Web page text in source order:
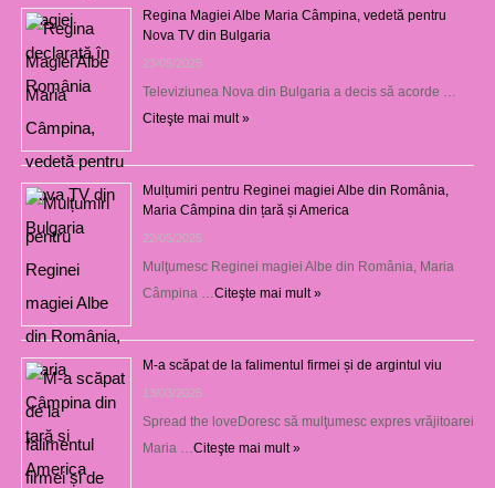
Regina Magiei Albe Maria Câmpina, vedetă pentru
Nova TV din Bulgaria
23/05/2025
Televiziunea Nova din Bulgaria a decis să acorde …
Citeşte mai mult »
Mulțumiri pentru Reginei magiei Albe din România,
Maria Câmpina din țară și America
22/05/2025
Mulţumesc Reginei magiei Albe din România, Maria
Câmpina …Citeşte mai mult »
M-a scăpat de la falimentul firmei și de argintul viu
13/03/2025
Spread the loveDoresc să mulţumesc expres vrăjitoarei
Maria …Citeşte mai mult »